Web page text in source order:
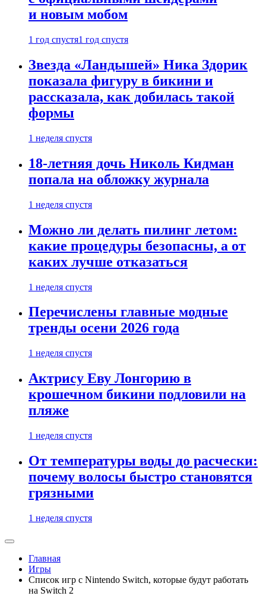
и новым мобом
1 год спустя1 год спустя
Звезда «Ландышей» Ника Здорик
показала фигуру в бикини и
рассказала, как добилась такой
формы
1 неделя спустя
18-летняя дочь Николь Кидман
попала на обложку журнала
1 неделя спустя
Можно ли делать пилинг летом:
какие процедуры безопасны, а от
каких лучше отказаться
1 неделя спустя
Перечислены главные модные
тренды осени 2026 года
1 неделя спустя
Актрису Еву Лонгорию в
крошечном бикини подловили на
пляже
1 неделя спустя
От температуры воды до расчески:
почему волосы быстро становятся
грязными
1 неделя спустя
Главная
Игры
Список игр с Nintendo Switch, которые будут работать
на Switch 2